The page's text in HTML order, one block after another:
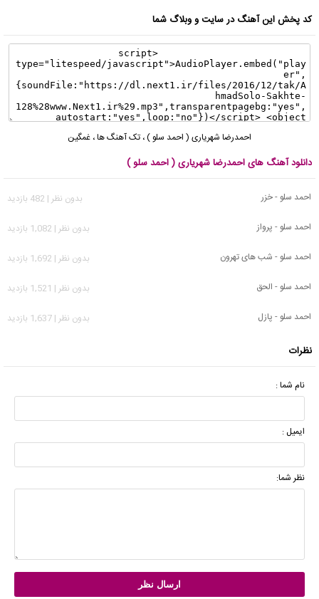
کد پخش این آهنگ در سایت و وبلاگ شما
احمدرضا شهریاری ( احمد سلو ) ، تک آهنگ ها، غمگین
دانلود آهنگ های احمدرضا شهریاری ( احمد سلو )
احمد سلو - خزر
بدون نظر | 482 بازدید
احمد سلو - پرواز
بدون نظر | 1,082 بازدید
احمد سلو - شب های تهرون
بدون نظر | 1,692 بازدید
احمد سلو - الحق
بدون نظر | 1,521 بازدید
احمد سلو - پازل
بدون نظر | 1,637 بازدید
نظرات
نام شما :
ایمیل :
نظر شما: